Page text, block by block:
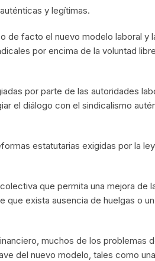
y legítimas.
de facto el nuevo modelo laboral y
por encima de la voluntad
por parte de las autoridades
el diálogo con el sindicalismo
estatutarias exigidas por la
que permita una mejora de
exista ausencia de huelgas o
muchos de los problemas
del nuevo modelo, tales como